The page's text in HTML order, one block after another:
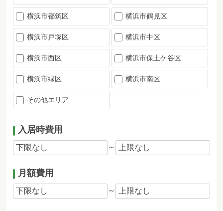
横浜市都筑区 横浜市鶴見区
横浜市戸塚区 横浜市中区
横浜市西区 横浜市保土ケ谷区
横浜市緑区 横浜市南区
その他エリア
入居時費用
～
月額費用
～